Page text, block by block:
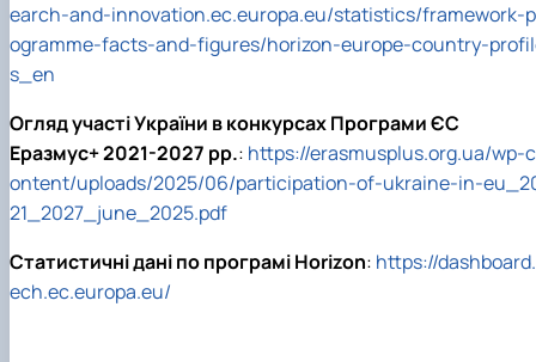
earch-and-innovation.ec.europa.eu/statistics/framework-
ogramme-facts-and-figures/horizon-europe-country-
s_en
Огляд участі України в конкурсах Програми ЄС
Еразмус+ 2021-2027 рр.: https://erasmusplus.org.ua/wp-c
ontent/uploads/2025/06/participation-of-ukraine-in-
21_2027_june_2025.pdf
Статистичні дані по програмі Horizon: https://
ech.ec.europa.eu/